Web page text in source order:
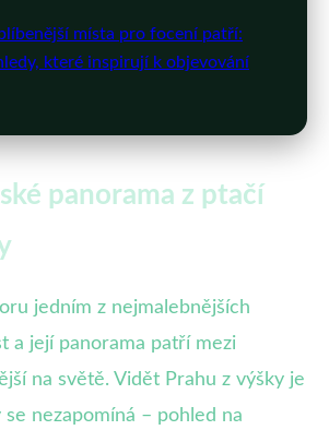
místa pro focení patří:
které inspirují k objevování
panorama z ptačí
jedním z nejmalebnějších
a její panorama patří mezi
na světě. Vidět Prahu z výšky je
nezapomíná – pohled na